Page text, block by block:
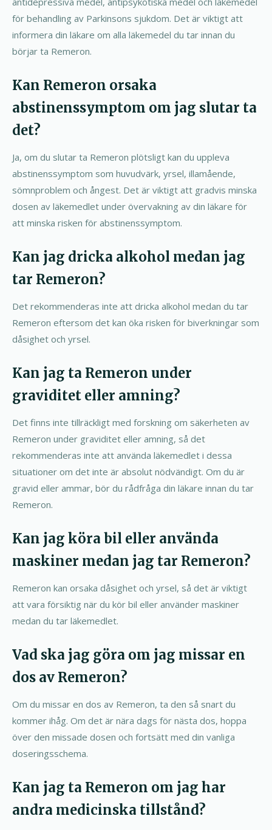
för behandling av Parkinsons sjukdom. Det är viktigt att
informera din läkare om alla läkemedel du tar innan du
börjar ta Remeron.
Kan Remeron orsaka
abstinenssymptom om jag slutar ta
det?
Ja, om du slutar ta Remeron plötsligt kan du uppleva
abstinenssymptom som huvudvärk, yrsel, illamående,
sömnproblem och ångest. Det är viktigt att gradvis minska
dosen av läkemedlet under övervakning av din läkare för
att minska risken för abstinenssymptom.
Kan jag dricka alkohol medan jag
tar Remeron?
Det rekommenderas inte att dricka alkohol medan du tar
Remeron eftersom det kan öka risken för biverkningar som
dåsighet och yrsel.
Kan jag ta Remeron under
graviditet eller amning?
Det finns inte tillräckligt med forskning om säkerheten av
Remeron under graviditet eller amning, så det
rekommenderas inte att använda läkemedlet i dessa
situationer om det inte är absolut nödvändigt. Om du är
gravid eller ammar, bör du rådfråga din läkare innan du tar
Remeron.
Kan jag köra bil eller använda
maskiner medan jag tar Remeron?
Remeron kan orsaka dåsighet och yrsel, så det är viktigt
att vara försiktig när du kör bil eller använder maskiner
medan du tar läkemedlet.
Vad ska jag göra om jag missar en
dos av Remeron?
Om du missar en dos av Remeron, ta den så snart du
kommer ihåg. Om det är nära dags för nästa dos, hoppa
över den missade dosen och fortsätt med din vanliga
doseringsschema.
Kan jag ta Remeron om jag har
andra medicinska tillstånd?